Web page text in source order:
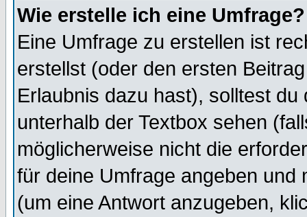
Wie erstelle ich eine Umfrage?
Eine Umfrage zu erstellen ist
erstellst (oder den ersten
Erlaubnis dazu hast), solltest
unterhalb der Textbox sehen
möglicherweise nicht die
für deine Umfrage angeben und
(um eine Antwort anzugeben,